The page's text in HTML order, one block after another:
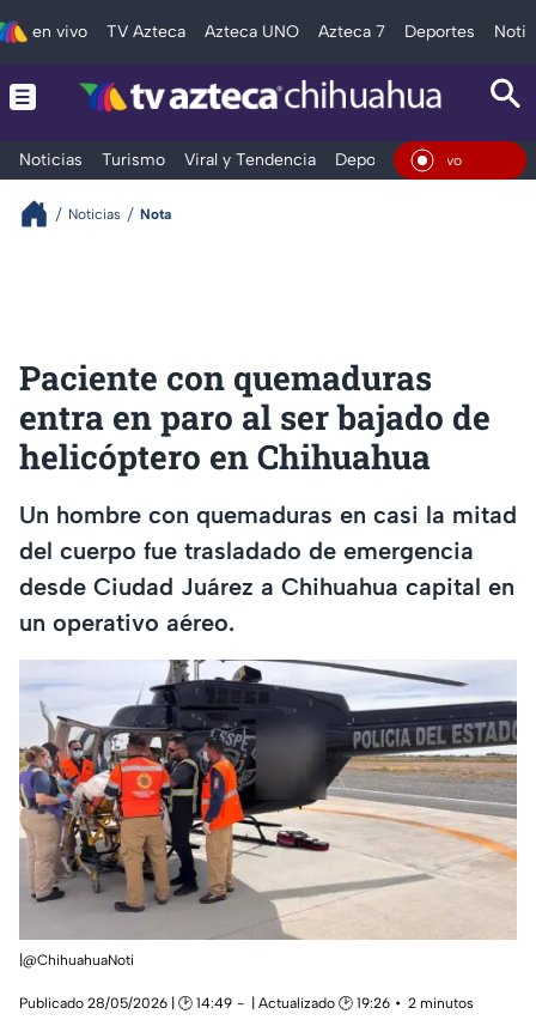
en vivo TV Azteca Azteca UNO Azteca 7 Deportes
Noticias Turismo Viral y Tendencia Deportes Espectáculos
En
Noticias Nota
Paciente con quemaduras
entra en paro al ser bajado de
helicóptero en Chihuahua
Un hombre con quemaduras en casi la mitad
del cuerpo fue trasladado de emergencia
desde Ciudad Juárez a Chihuahua capital en
un operativo aéreo.
|@ChihuahuaNoti
Publicado 28/05/2026 | 🕑 14:49 | Actualizado 🕑 19:26
2 minutos